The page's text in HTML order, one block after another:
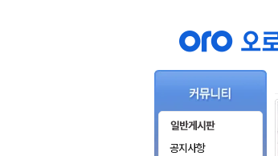
공지사항